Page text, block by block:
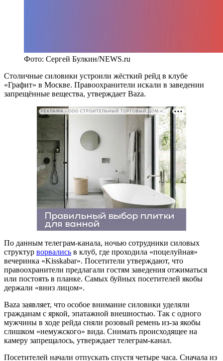
Фото: Сергей Булкин/NEWS.ru
Столичные силовики устроили жёсткий рейд в клубе
«Графит» в Москве. Правоохранители искали в заведении
запрещённые вещества, утверждает Baza.
РЕКЛАМА • ООО СТРОИТЕЛЬНЫЙ ТОРГОВЫЙ ДОМ «ПЕТРОВИЧ». ИНН: 7802348846
По данным телеграм-канала, ночью сотрудники силовых
структур ворвались в клуб, где проходила «поцелуйная»
вечеринка «Kisskabar». Посетители утверждают, что
правоохранители предлагали гостям заведения отжиматься
или постоять в планке. Самых буйных посетителей якобы
держали «вниз лицом».
Baza заявляет, что особое внимание силовики уделяли
гражданам с яркой, эпатажной внешностью. Так с одного
мужчины в ходе рейда сняли розовый ремень из-за якобы
слишком «немужского» вида. Снимать происходящее на
камеру запрещалось, утверждает телеграм-канал.
Посетителей начали отпускать спустя четыре часа. Сначала из